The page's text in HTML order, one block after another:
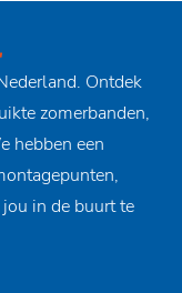
Ontdek
zomerbanden,
hebben een
in de buurt te